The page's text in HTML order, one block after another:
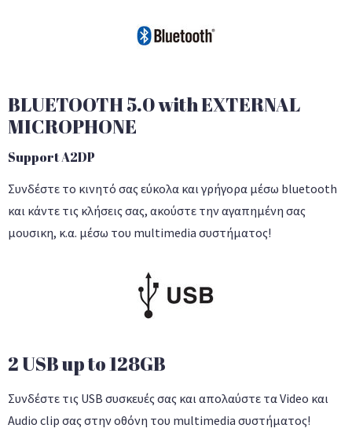
BLUETOOTH 5.0 with EXTERNAL
MICROPHONE
Support A2DP
Συνδέστε το κινητό σας εύκολα και γρήγορα μέσω bluetooth
και κάντε τις κλήσεις σας, ακούστε την αγαπημένη σας
μουσικη, κ.α. μέσω του multimedia συστήματος!
2 USB up to 128GB
Συνδέστε τις USB συσκευές σας και απολαύστε τα Video και
Audio clip σας στην οθόνη του multimedia συστήματος!